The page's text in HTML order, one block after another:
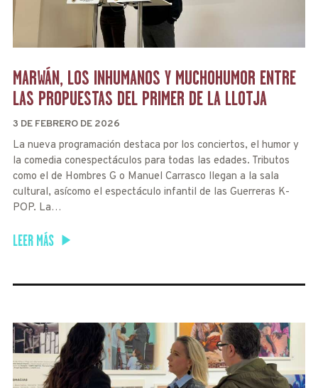
MARWÁN, LOS INHUMANOS Y MUCHOHUMOR ENTRE
LAS PROPUESTAS DEL PRIMER DE LA LLOTJA
3 DE FEBRERO DE 2026
La nueva programación destaca por los conciertos, el humor y
la comedia conespectáculos para todas las edades. Tributos
como el de Hombres G o Manuel Carrasco llegan a la sala
cultural, asícomo el espectáculo infantil de las Guerreras K-
POP. La…
LEER MÁS